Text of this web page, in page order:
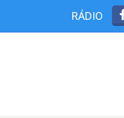
RÁDIO